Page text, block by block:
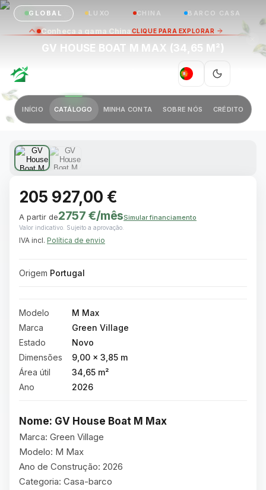
GLOBAL LUXO CHINA BARCO CASA
PT
INÍCIO CATÁLOGO MINHA CONTA SOBRE NÓS CRÉDITO
GV HOUSE BOAT M MAX (34,65 M²)
1 / 2
205 927,00 €
A partir de2757 €/mêsSimular financiamento
Valor indicativo. Sujeito a aprovação.
IVA incl. Política de envio
Origem Portugal
Modelo
M Max
Marca
Green Village
Estado
Novo
Dimensões
9,00 × 3,85 m
Área útil
34,65 m²
Ano
2026
Nome: GV House Boat M Max
Marca: Green Village
Modelo: M Max
Ano de Construção: 2026
Categoria: Casa-barco
Conheça a gama ChinaCLIQUE PARA EXPLORAR